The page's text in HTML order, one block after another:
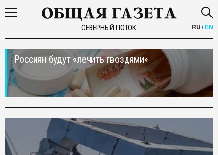
СЕВЕРНЫЙ ПОТОК RU /EN
Россиян будут «лечить гвоздями»